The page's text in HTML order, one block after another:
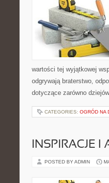
wartości tej wyjątkowej
odgrywają braterstwo,
dotyczące zarówno
CATEGORIES: OGRÓD NA
INSPIRACJE
POSTED BY ADMIN